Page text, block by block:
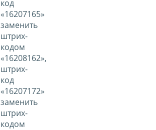
код
«16207165»
заменить
штрих-
кодом
«16208162»,
штрих-
код
«16207172»
заменить
штрих-
кодом